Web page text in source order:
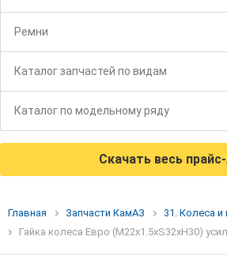
Ремни
Каталог запчастей по видам
Каталог по модельному ряду
Скачать весь
Главная Запчасти КамАЗ
31. Колеса
Гайка колеса Евро (М22х1.5хS32хH30)